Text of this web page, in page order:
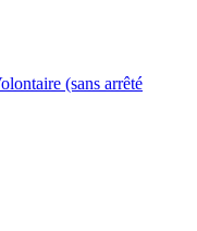
(sans arrêté